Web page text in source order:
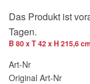
Das Produkt ist
Tagen.
B 80 x T 42 x H 215,6
Art-Nr
Original Art-Nr